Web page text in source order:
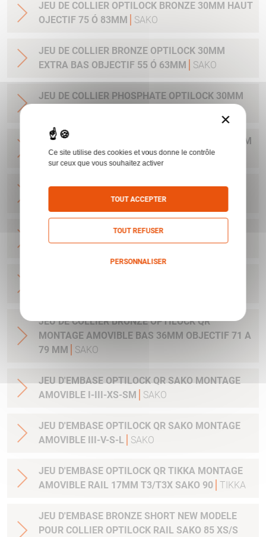
JEU DE COLLIER OPTILOCK BRONZE 30MM HAUT
OJECTIF 75 Ó 83MM
SAKO
JEU DE COLLIER BRONZE OPTILOCK 30MM
EXTRA BAS OBJECTIF 55 Ó 63MM
SAKO
JEU DE COLLIER PHOSPHATE OPTILOCK 30MM
JEU DE COLLIER PHOSPHATE OPTILOCK 25.4MM
MEDIUM SAKO
JEU DE COLLIER BRONZE OPTILOCK QR
MONTAGE AMOVIBLE BAS 25.4MM
JEU DE COLLIER BRONZE OPTILOCK QR
MONTAGE AMOVIBLE HAUT 25.4MM SAKO
JEU DE COLLIER BRONZE OPTILOCK QR
MONTAGE AMOVIBLE BAS 36MM OBJECTIF 71 A
79 MM
SAKO
JEU D'EMBASE OPTILOCK QR SAKO MONTAGE
AMOVIBLE I-III-XS-SM
SAKO
JEU D'EMBASE OPTILOCK QR SAKO MONTAGE
AMOVIBLE III-V-S-L
SAKO
JEU D'EMBASE OPTILOCK QR TIKKA MONTAGE
AMOVIBLE RAIL 17MM T3/T3X SAKO 90 TIKKA
JEU D'EMBASE BRONZE SHORT NEW MODELE
POUR COLLIER OPTILOCK RAIL SAKO 85 XS/S
×
Ce site utilise des cookies et vous donne le contrôle
sur ceux que vous souhaitez activer
TOUT ACCEPTER
TOUT REFUSER
PERSONNALISER